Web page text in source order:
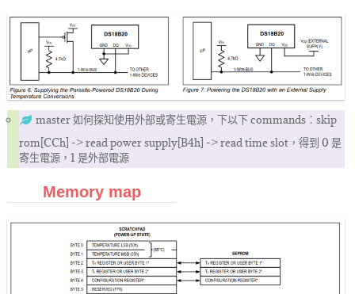
master 如何探知使用外部或寄生電源，下以下 commands：skip
rom[CCh] -> read power supply[B4h] -> read time slot，得到 0 是
寄生電源，1 是外部電源
Memory map